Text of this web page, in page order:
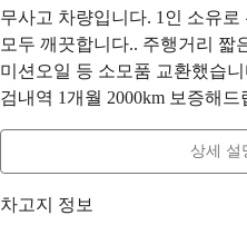
무사고 차량입니다. 1인 소유
모두 깨끗합니다.. 주행거리 짧
미션오일 등 소모품 교환했습
검내역 1개월 2000km 보증해드
상세 설
차고지 정보